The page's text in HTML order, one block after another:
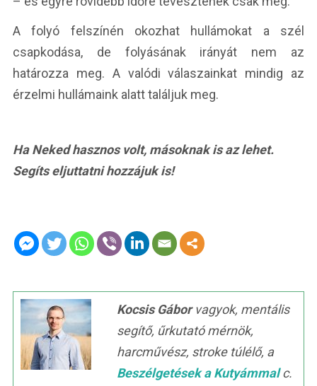
A folyó felszínén okozhat hullámokat a szél
csapkodása, de folyásának irányát nem az
határozza meg. A valódi válaszainkat mindig az
érzelmi hullámaink alatt találjuk meg.
Ha Neked hasznos volt, másoknak is az lehet.
Segíts eljuttatni hozzájuk is!
Kocsis Gáborvagyok, mentális
segítő, űrkutató mérnök,
harcművész, stroke túlélő, a
Beszélgetések a Kutyámmalc.